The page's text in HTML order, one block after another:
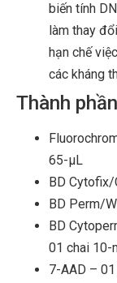
biến tính
làm thay
hạn chế
các kháng
Thành
65-µL
BD
BD Perm/
BD
01 chai 10-
7-AAD –